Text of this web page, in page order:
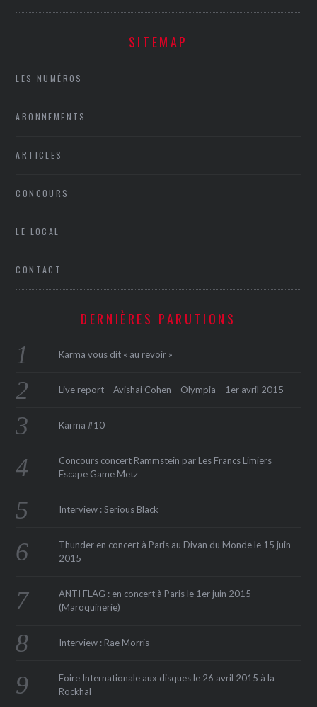
SITEMAP
LES NUMÉROS
ABONNEMENTS
ARTICLES
CONCOURS
LE LOCAL
CONTACT
DERNIÈRES PARUTIONS
Karma vous dit « au revoir »
Live report – Avishai Cohen – Olympia – 1er avril 2015
Karma #10
Concours concert Rammstein par Les Francs Limiers
Escape Game Metz
Interview : Serious Black
Thunder en concert à Paris au Divan du Monde le 15 juin
2015
ANTI FLAG : en concert à Paris le 1er juin 2015
(Maroquinerie‏)
Interview : Rae Morris
Foire Internationale aux disques le 26 avril 2015 à la
Rockhal